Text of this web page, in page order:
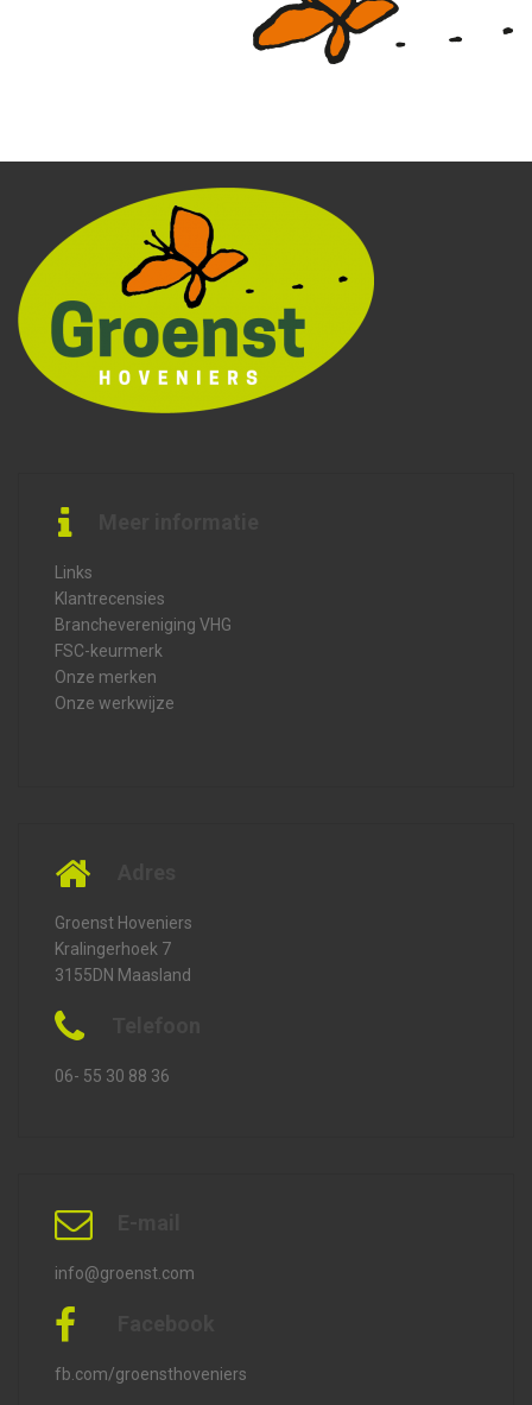
Links
Klantrecensies
Branchevereniging VHG
FSC-keurmerk
Onze merken
Onze werkwijze
Groenst Hoveniers
Kralingerhoek 7
3155DN Maasland
06- 55 30 88 36
info@groenst.com
fb.com/groensthoveniers